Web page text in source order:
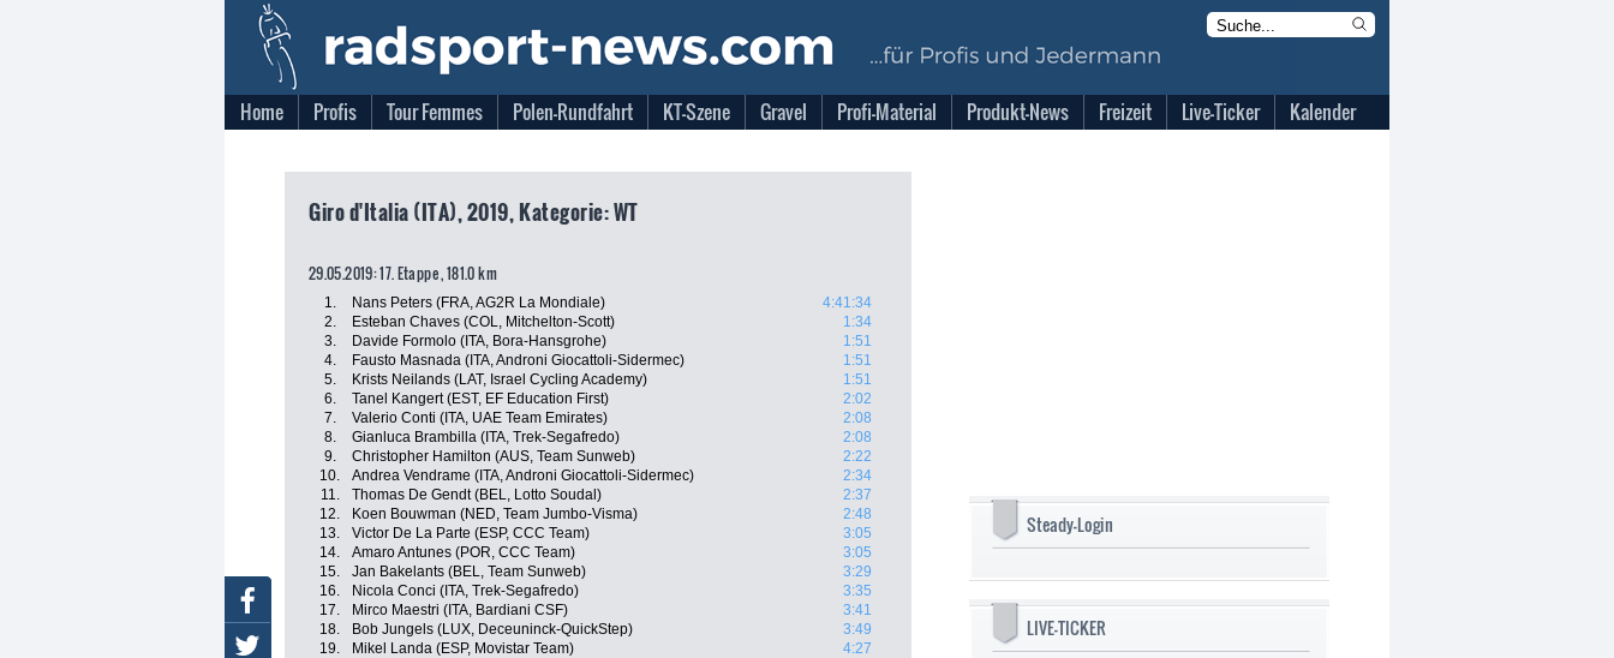
Home Profis Tour Femmes Polen-Rundfahrt KT-Szene Gravel Profi-Material Produkt-News Freizeit Live-Ticker Kalender
Giro d'Italia (ITA), 2019, Kategorie: WT
29.05.2019: 17. Etappe , 181.0 km
1. Nans Peters (FRA, AG2R La Mondiale)
4:41:34
2.
Esteban Chaves (COL, Mitchelton-Scott)
1:34
3.
Davide Formolo (ITA, Bora-Hansgrohe)
1:51
4.
Fausto Masnada (ITA, Androni Giocattoli-Sidermec)
1:51
5.
Krists Neilands (LAT, Israel Cycling Academy)
1:51
6.
Tanel Kangert (EST, EF Education First)
2:02
7.
Valerio Conti (ITA, UAE Team Emirates)
2:08
8.
Gianluca Brambilla (ITA, Trek-Segafredo)
2:08
9.
Christopher Hamilton (AUS, Team Sunweb)
2:22
10.
Andrea Vendrame (ITA, Androni Giocattoli-Sidermec)
2:34
11.
Thomas De Gendt (BEL, Lotto Soudal)
2:37
12.
Koen Bouwman (NED, Team Jumbo-Visma)
2:48
13.
Victor De La Parte (ESP, CCC Team)
3:05
14.
Amaro Antunes (POR, CCC Team)
3:05
15.
Jan Bakelants (BEL, Team Sunweb)
3:29
16.
Nicola Conci (ITA, Trek-Segafredo)
3:35
17.
Mirco Maestri (ITA, Bardiani CSF)
3:41
18.
Bob Jungels (LUX, Deceuninck-QuickStep)
3:49
19.
Mikel Landa (ESP, Movistar Team)
4:27
Steady-Login
LIVE-TICKER
Facebook
Twitter